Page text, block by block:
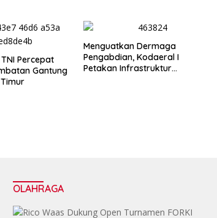
Percepat
Gantung
Menguatkan Dermaga
Pengabdian, Kodaeral I
Petakan Infrastruktur
OLAHRAGA